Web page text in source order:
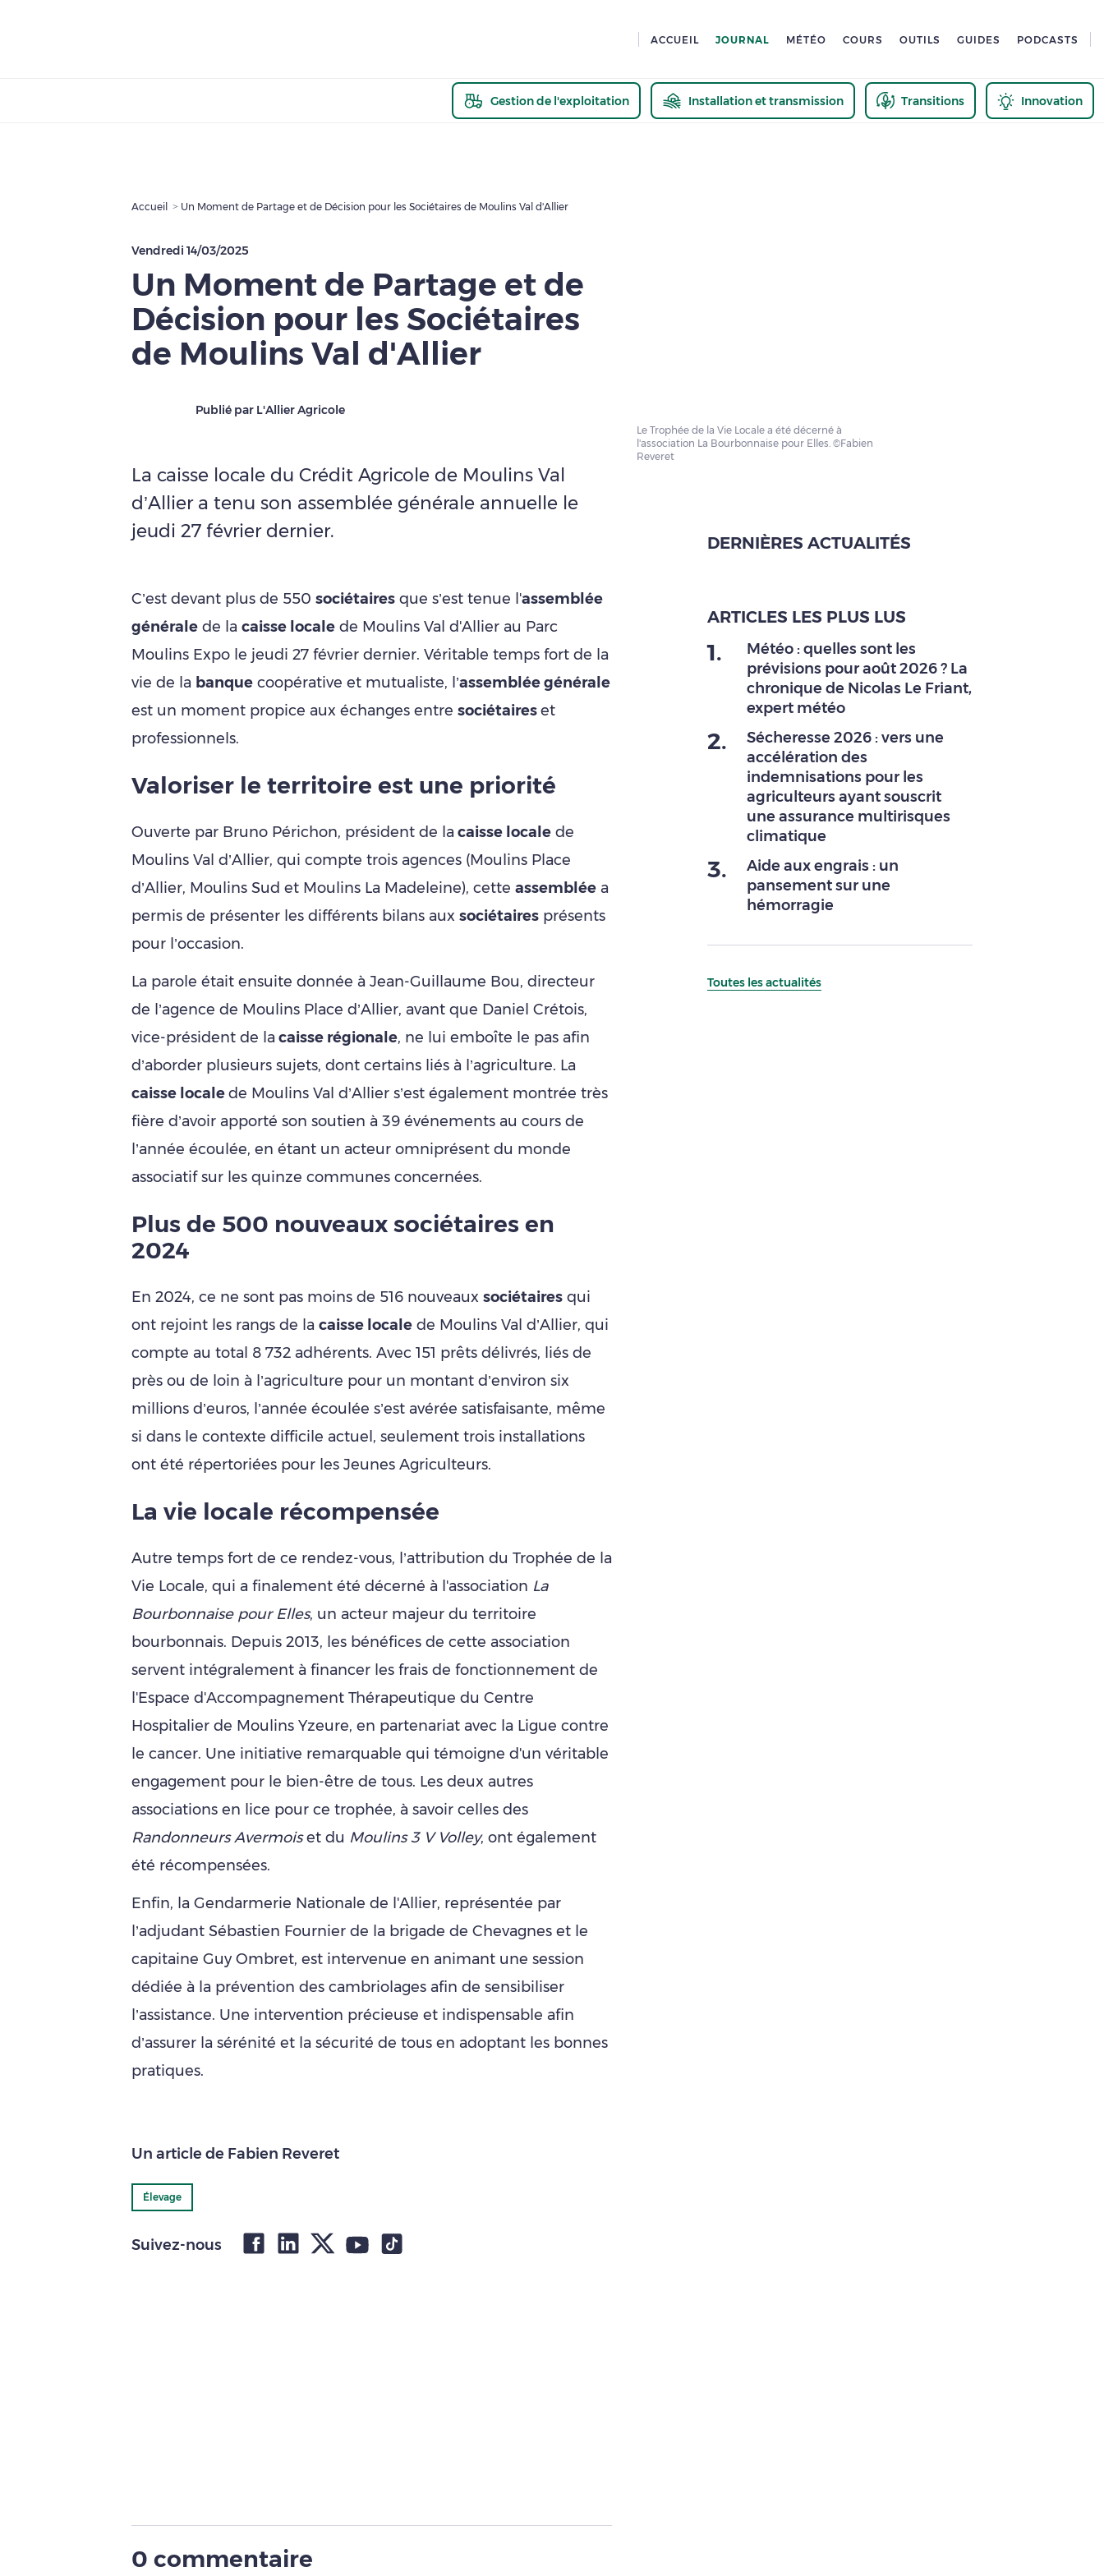
ACCUEIL JOURNAL MÉTÉO COURS OUTILS GUIDES PODCASTS
Gestion de l'exploitation Installation et transmission Transitions Innovation
Accueil Un Moment de Partage et de Décision pour les Sociétaires de Moulins Val d'Allier
Vendredi 14/03/2025
Un Moment de Partage et de
Décision pour les Sociétaires
de Moulins Val d'Allier
Publié par L'Allier Agricole
La caisse locale du Crédit Agricole de Moulins Val
d’Allier a tenu son assemblée générale annuelle le
jeudi 27 février dernier.
C’est devant plus de 550 sociétaires que s’est tenue l'assemblée
générale de la caisse locale de Moulins Val d'Allier au Parc
Moulins Expo le jeudi 27 février dernier. Véritable temps fort de la
vie de la banque coopérative et mutualiste, l’assemblée générale
est un moment propice aux échanges entre sociétaireset
professionnels.
Valoriser le territoire est une priorité
Ouverte par Bruno Périchon, président de la caisse locale de
Moulins Val d’Allier, qui compte trois agences (Moulins Place
d’Allier, Moulins Sud et Moulins La Madeleine), cette assemblée a
permis de présenter les différents bilans aux sociétaires présents
pour l’occasion.
La parole était ensuite donnée à Jean-Guillaume Bou, directeur
de l’agence de Moulins Place d’Allier, avant que Daniel Crétois,
vice-président de la caisse régionale, ne lui emboîte le pas afin
d’aborder plusieurs sujets, dont certains liés à l’agriculture. La
caisse localede Moulins Val d’Allier s’est également montrée très
fière d’avoir apporté son soutien à 39 événements au cours de
l’année écoulée, en étant un acteur omniprésent du monde
associatif sur les quinze communes concernées.
Plus de 500 nouveaux sociétaires en
2024
En 2024, ce ne sont pas moins de 516 nouveaux sociétaires qui
ont rejoint les rangs de la caisse locale de Moulins Val d’Allier, qui
compte au total 8 732 adhérents. Avec 151 prêts délivrés, liés de
près ou de loin à l’agriculture pour un montant d’environ six
millions d’euros, l’année écoulée s’est avérée satisfaisante, même
si dans le contexte difficile actuel, seulement trois installations
ont été répertoriées pour les Jeunes Agriculteurs.
La vie locale récompensée
Autre temps fort de ce rendez-vous, l’attribution du Trophée de la
Vie Locale, qui a finalement été décerné à l'association La
Bourbonnaise pour Elles, un acteur majeur du territoire
bourbonnais. Depuis 2013, les bénéfices de cette association
servent intégralement à financer les frais de fonctionnement de
l'Espace d'Accompagnement Thérapeutique du Centre
Hospitalier de Moulins Yzeure, en partenariat avec la Ligue contre
le cancer. Une initiative remarquable qui témoigne d'un véritable
engagement pour le bien-être de tous. Les deux autres
associations en lice pour ce trophée, à savoir celles des
Randonneurs Avermoiset du Moulins 3 V Volley, ont également
été récompensées.
Enfin, la Gendarmerie Nationale de l'Allier, représentée par
l’adjudant Sébastien Fournier de la brigade de Chevagnes et le
capitaine Guy Ombret, est intervenue en animant une session
dédiée à la prévention des cambriolages afin de sensibiliser
l’assistance. Une intervention précieuse et indispensable afin
d’assurer la sérénité et la sécurité de tous en adoptant les bonnes
pratiques.
Un article de Fabien Reveret
Élevage
Suivez-nous
0 commentaire
Le Trophée de la Vie Locale a été décerné à
l'association La Bourbonnaise pour Elles. ©Fabien
Reveret
DERNIÈRES ACTUALITÉS
ARTICLES LES PLUS LUS
1.
Météo : quelles sont les
prévisions pour août 2026 ? La
chronique de Nicolas Le Friant,
expert météo
2.
Sécheresse 2026 : vers une
accélération des
indemnisations pour les
agriculteurs ayant souscrit
une assurance multirisques
climatique
3.
Aide aux engrais : un
pansement sur une
hémorragie
Toutes les actualités